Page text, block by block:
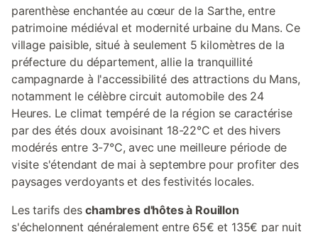
parenthèse enchantée au cœur de la Sarthe, entre
patrimoine médiéval et modernité urbaine du Mans. Ce
village paisible, situé à seulement 5 kilomètres de la
préfecture du département, allie la tranquillité
campagnarde à l'accessibilité des attractions du Mans,
notamment le célèbre circuit automobile des 24
Heures. Le climat tempéré de la région se caractérise
par des étés doux avoisinant 18-22°C et des hivers
modérés entre 3-7°C, avec une meilleure période de
visite s'étendant de mai à septembre pour profiter des
paysages verdoyants et des festivités locales.
Les tarifs deschambres d'hôtes à Rouillon
s'échelonnent généralement entre 65€ et 135€ par nuit